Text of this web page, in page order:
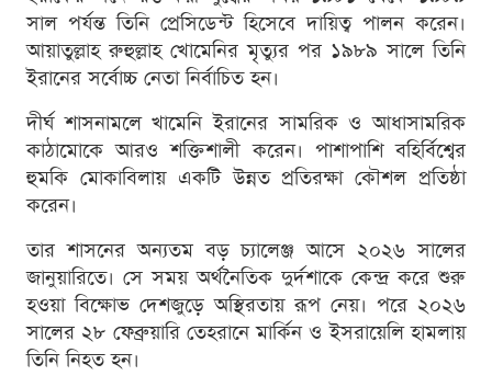
সাল পর্যন্ত তিনি প্রেসিডেন্ট হিসেবে দায়িত্ব পালন করেন।
আয়াতুল্লাহ রুহুল্লাহ খোমেনির মৃত্যুর পর ১৯৮৯ সালে তিনি
ইরানের সর্বোচ্চ নেতা নির্বাচিত হন।
দীর্ঘ শাসনামলে খামেনি ইরানের সামরিক ও আধাসামরিক
কাঠামোকে আরও শক্তিশালী করেন। পাশাপাশি বহির্বিশ্বের
হুমকি মোকাবিলায় একটি উন্নত প্রতিরক্ষা কৌশল প্রতিষ্ঠা
করেন।
তার শাসনের অন্যতম বড় চ্যালেঞ্জ আসে ২০২৬ সালের
জানুয়ারিতে। সে সময় অর্থনৈতিক দুর্দশাকে কেন্দ্র করে শুরু
হওয়া বিক্ষোভ দেশজুড়ে অস্থিরতায় রূপ নেয়। পরে ২০২৬
সালের ২৮ ফেব্রুয়ারি তেহরানে মার্কিন ও ইসরায়েলি হামলায়
তিনি নিহত হন।